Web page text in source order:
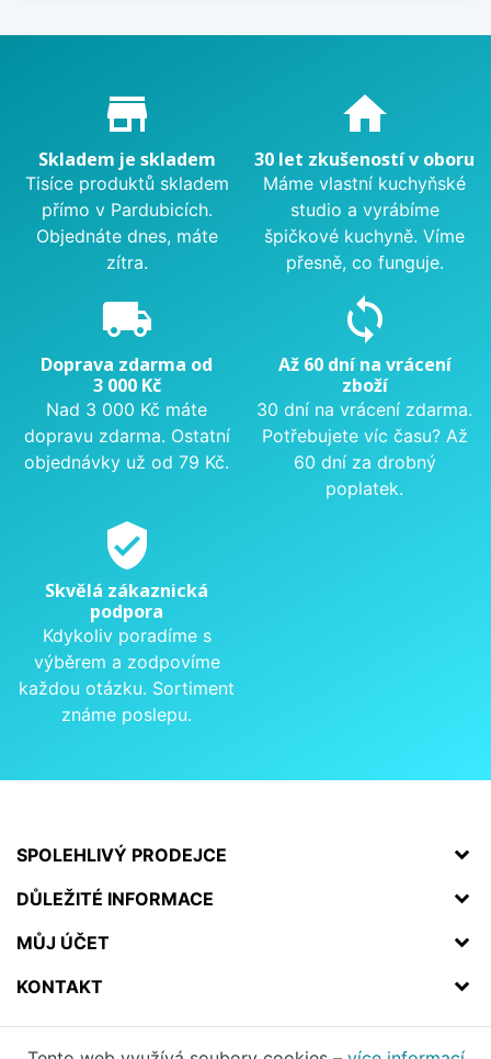
Proč nakupovat u nás?
store_mall_directory
Skladem je skladem
Tisíce produktů skladem
přímo v Pardubicích.
Objednáte dnes, máte
zítra.
home
30 let zkušeností v oboru
Máme vlastní kuchyňské
studio a vyrábíme
špičkové kuchyně. Víme
přesně, co funguje.
local_shipping
Doprava zdarma od
3 000 Kč
Nad 3 000 Kč máte
dopravu zdarma. Ostatní
objednávky už od 79 Kč.
sync
Až 60 dní na vrácení
zboží
30 dní na vrácení zdarma.
Potřebujete víc času? Až
60 dní za drobný
poplatek.
verified_user
Skvělá zákaznická
podpora
Kdykoliv poradíme s
výběrem a zodpovíme
každou otázku. Sortiment
známe poslepu.
SPOLEHLIVÝ PRODEJCE
DŮLEŽITÉ INFORMACE
MŮJ ÚČET
KONTAKT